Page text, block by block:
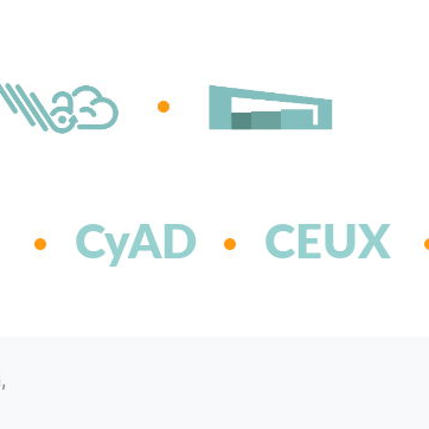
CyAD CEUX